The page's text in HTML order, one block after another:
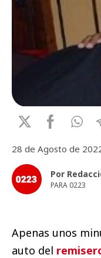
28 de Agosto de
Por
PARA 0223
Apenas unos
auto del